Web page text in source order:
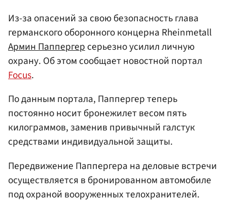
Из-за опасений за свою безопасность глава
германского оборонного концерна Rheinmetall
Армин Паппергерсерьезно усилил личную
охрану. Об этом сообщает новостной портал
Focus.
По данным портала, Паппергер теперь
постоянно носит бронежилет весом пять
килограммов, заменив привычный галстук
средствами индивидуальной защиты.
Передвижение Паппергера на деловые встречи
осуществляется в бронированном автомобиле
под охраной вооруженных телохранителей.